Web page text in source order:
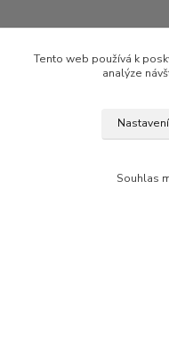
Tento web používá k
analýze
Nastavení
Souhlas